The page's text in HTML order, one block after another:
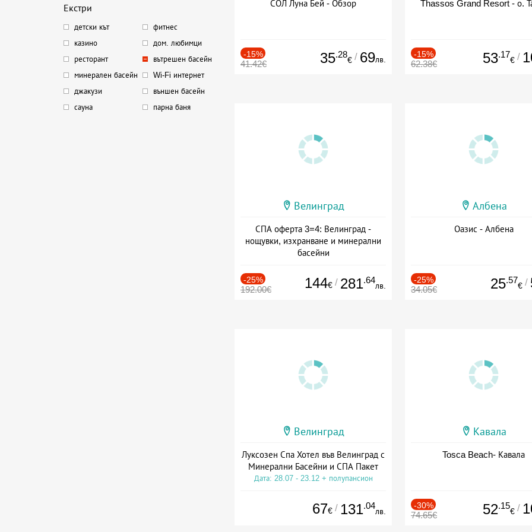
Екстри
детски кът
фитнес
казино
дом. любимци
ресторант
вътрешен басейн
минерален басейн
Wi-Fi интернет
джакузи
външен басейн
сауна
парна баня
СОЛ Луна Бей - Обзор
-15%
41.42€ 35.28
€ / 69лв.
Thassos Grand Resort - о.
-15%
62.38€ 53.17
€ /
Велинград
СПА оферта 3=4: Велинград -
нощувки, изхранване и минерални
басейни
-25%
192.00€ 144€ / 281.64
лв.
Албена
Оазис - Албена
-25%
34.05€ 25.57
€ /
Велинград
Луксозен Спа Хотел във Велинград с
Минерални Басейни и СПА Пакет
Дата: 28.07 - 23.12 + полупансион
67€ / 131.04
лв.
Кавала
Tosca Beach- Кавала
-30%
74.65€ 52.15
€ /